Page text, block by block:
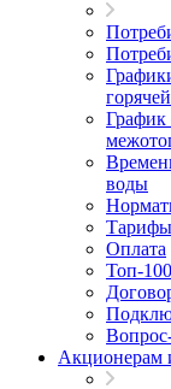
График
воды
Оплата
Топ-
Акционерам